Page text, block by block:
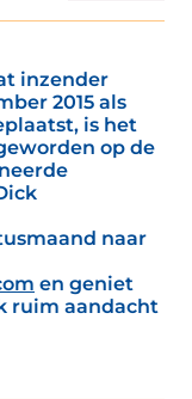
inzender
2015 als
is het
op de
naar
en geniet
ruim aandacht